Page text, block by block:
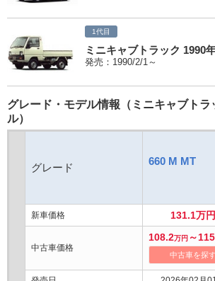
1代目
ミニキャブトラック 1990
発売：1990/2/1～
グレード・モデル情報（ミニキャブト
ル）
グレード
660 M MT
新車価格 131.1万円
中古車価格
108.2万円 ～
中古車を探す